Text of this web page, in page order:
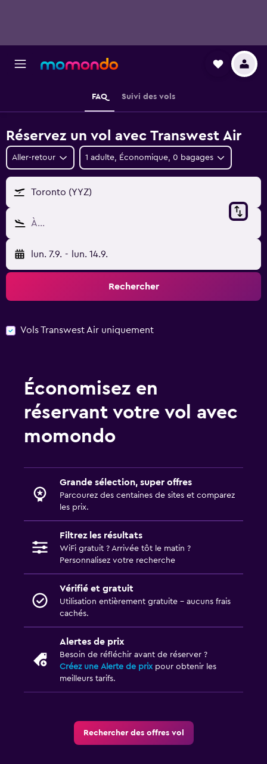
FAQ Suivi des vols
Réservez un vol avec Transwest Air
Aller-retour 1 adulte, Économique, 0 bagages
Toronto (YYZ)
À…
lun. 7.9. - lun. 14.9.
Rechercher
Vols Transwest Air uniquement
Économisez en
réservant votre vol avec
momondo
Grande sélection, super offres
Parcourez des centaines de sites et comparez
les prix.
Filtrez les résultats
WiFi gratuit ? Arrivée tôt le matin ?
Personnalisez votre recherche
Vérifié et gratuit
Utilisation entièrement gratuite - aucuns frais
cachés.
Alertes de prix
Besoin de réfléchir avant de réserver ?
Créez une Alerte de prix pour obtenir les
meilleurs tarifs.
Rechercher des offres vol